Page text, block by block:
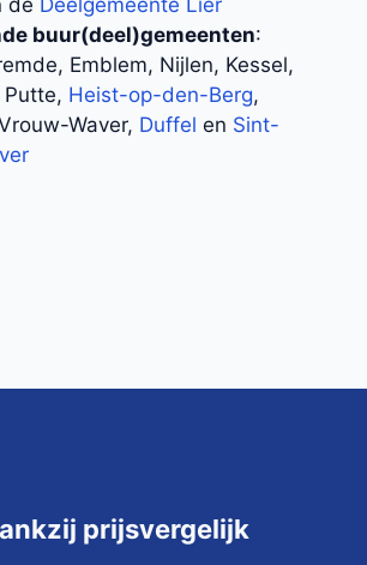
de Deelgemeente Lier
buur(deel)gemeenten:
Emblem, Nijlen, Kessel,
Putte, Heist-op-den-Berg,
Waver, Duffel en Sint-
prijsvergelijk